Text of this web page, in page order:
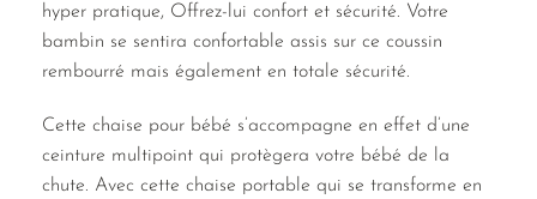
hyper pratique, Offrez-lui confort et sécurité. Votre
bambin se sentira confortable assis sur ce coussin
rembourré mais également en totale sécurité.
Cette chaise pour bébé s’accompagne en effet d’une
ceinture multipoint qui protègera votre bébé de la
chute. Avec cette chaise portable qui se transforme en